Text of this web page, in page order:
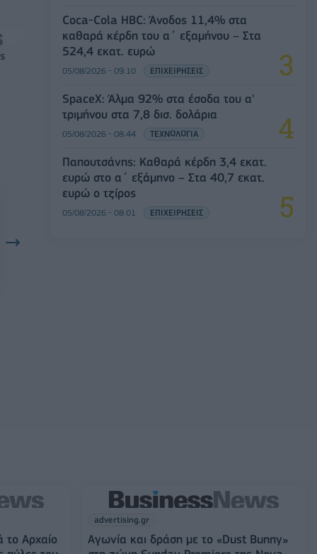
Coca-Cola HBC: Άνοδος 11,4% στα
καθαρά κέρδη του α΄ εξαμήνου – Στα
524,4 εκατ. ευρώ
05/08/2026 - 09:10 ΕΠΙΧΕΙΡΗΣΕΙΣ
SpaceX: Άλμα 92% στα έσοδα του α'
τριμήνου στα 7,8 δισ. δολάρια
05/08/2026 - 08:44 ΤΕΧΝΟΛΟΓΙΑ
Παπουτσάνης: Καθαρά κέρδη 3,4 εκατ.
ευρώ στο α΄ εξάμηνο – Στα 40,7 εκατ.
ευρώ ο τζίρος
05/08/2026 - 08:01 ΕΠΙΧΕΙΡΗΣΕΙΣ
Αρχαίο
advertising.gr
Αγωνία και δράση με το «Dust Bunny»